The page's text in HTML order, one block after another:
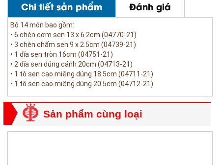
Chi tiết sản phẩm Đánh giá
Bộ 14 món bao gồm:
• 6 chén cơm sen 13 x 6.2cm (04770-21)
• 3 chén chấm sen 9 x 2.5cm (04739-21)
• 1 dĩa sen tròn 16cm (04751-21)
• 2 dĩa sen dúng cánh 20cm (04713-21)
• 1 tô sen cao miệng dúng 18.5cm (04711-21)
• 1 tô sen cao miệng dúng 20.5cm (04712-21)
Sản phẩm cùng loại